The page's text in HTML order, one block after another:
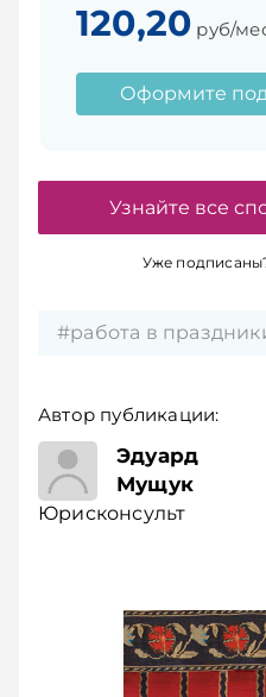
120,20 руб/
Оформите
Узнайте все
Уже
#работа в
Автор публикации:
Юрисконсульт
Эдуард
Мущук
Юрисконсульт